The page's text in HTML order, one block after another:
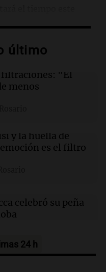
estará el tiempo este
último
filtraciones: "El
menos
y la huella de
es el filtro
celebró su peña
en Mendoza:
24 h